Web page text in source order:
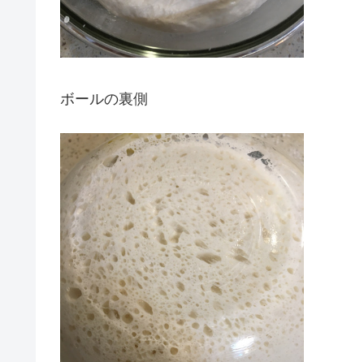
ボールの裏側